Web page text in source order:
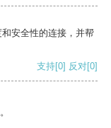
安全性的连接，并帮
支持[0] 反对[0]